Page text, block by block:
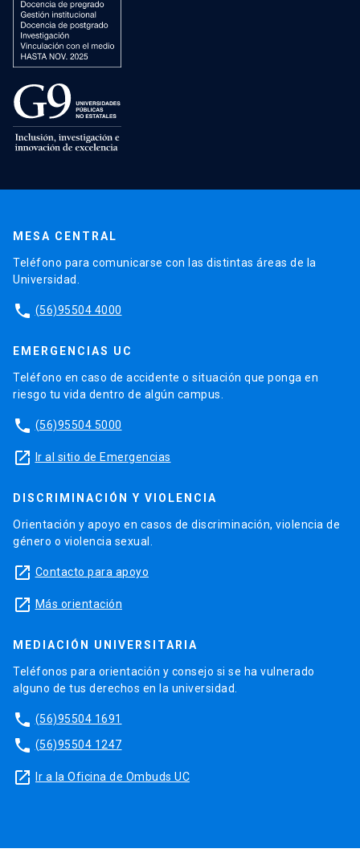
MESA CENTRAL
Teléfono para comunicarse con las distintas áreas de la
Universidad.
phone (56)95504 4000
EMERGENCIAS UC
Teléfono en caso de accidente o situación que ponga en
riesgo tu vida dentro de algún campus.
phone (56)95504 5000
launch Ir al sitio de Emergencias
DISCRIMINACIÓN Y VIOLENCIA
Orientación y apoyo en casos de discriminación, violencia de
género o violencia sexual.
launch Contacto para apoyo
launch Más orientación
MEDIACIÓN UNIVERSITARIA
Teléfonos para orientación y consejo si se ha vulnerado
alguno de tus derechos en la universidad.
phone (56)95504 1691
phone (56)95504 1247
launch Ir a la Oficina de Ombuds UC